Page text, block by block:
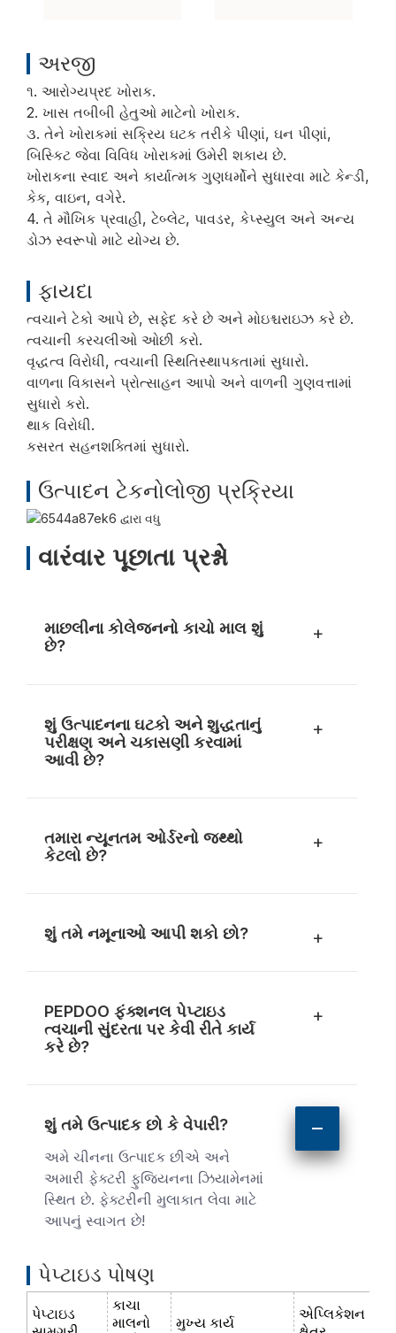
અરજી
૧. આરોગ્યપ્રદ ખોરાક.
2. ખાસ તબીબી હેતુઓ માટેનો ખોરાક.
૩. તેને ખોરાકમાં સક્રિય ઘટક તરીકે પીણાં, ઘન પીણાં,
બિસ્કિટ જેવા વિવિધ ખોરાકમાં ઉમેરી શકાય છે.
ખોરાકના સ્વાદ અને કાર્યાત્મક ગુણધર્મોને સુધારવા માટે કેન્ડી,
કેક, વાઇન, વગેરે.
4. તે મૌખિક પ્રવાહી, ટેબ્લેટ, પાવડર, કેપ્સ્યુલ અને અન્ય
ડોઝ સ્વરૂપો માટે યોગ્ય છે.
ફાયદા
ત્વચાને ટેકો આપે છે, સફેદ કરે છે અને મોઇશ્ચરાઇઝ કરે છે.
ત્વચાની કરચલીઓ ઓછી કરો.
વૃદ્ધત્વ વિરોધી, ત્વચાની સ્થિતિસ્થાપકતામાં સુધારો.
વાળના વિકાસને પ્રોત્સાહન આપો અને વાળની ​​ગુણવત્તામાં
સુધારો કરો.
થાક વિરોધી.
કસરત સહનશક્તિમાં સુધારો.
ઉત્પાદન ટેકનોલોજી પ્રક્રિયા
વારંવાર પૂછાતા પ્રશ્નો
માછલીના કોલેજનનો કાચો માલ શું
છે?
+
શું ઉત્પાદનના ઘટકો અને શુદ્ધતાનું
પરીક્ષણ અને ચકાસણી કરવામાં
આવી છે?
+
તમારા ન્યૂનતમ ઓર્ડરનો જથ્થો
કેટલો છે?
+
શું તમે નમૂનાઓ આપી શકો છો? +
PEPDOO ફંક્શનલ પેપ્ટાઇડ
ત્વચાની સુંદરતા પર કેવી રીતે કાર્ય
કરે છે?
+
શું તમે ઉત્પાદક છો કે વેપારી?
અમે ચીનના ઉત્પાદક છીએ અને
અમારી ફેક્ટરી ફુજિયનના ઝિયામેનમાં
સ્થિત છે. ફેક્ટરીની મુલાકાત લેવા માટે
આપનું સ્વાગત છે!
પેપ્ટાઇડ પોષણ
પેપ્ટાઇડ
કાચા
માલનો
મુખ્ય કાર્ય
એપ્લિકેશન